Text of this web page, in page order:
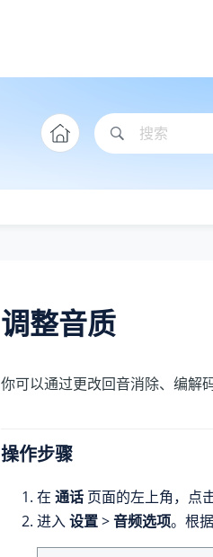
调整音质
你可以通过更改回音消除、编解
操作步骤
在 通话 页面的左上角，点
进入设置>音频选项。根